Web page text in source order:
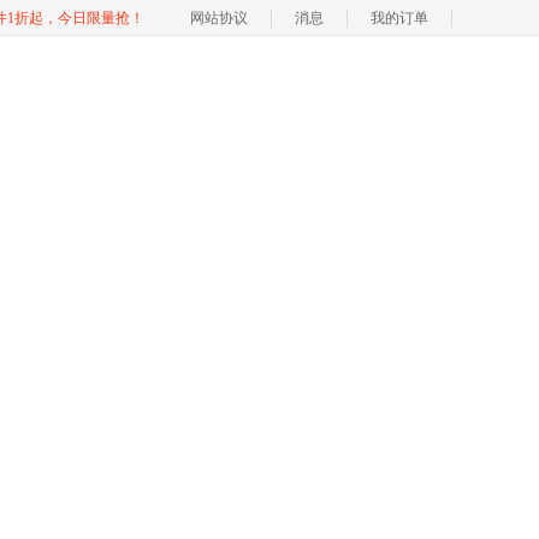
1折起，今日限量抢！ 网站协议 消息 我的订单